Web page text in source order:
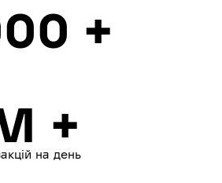
+
+
на день